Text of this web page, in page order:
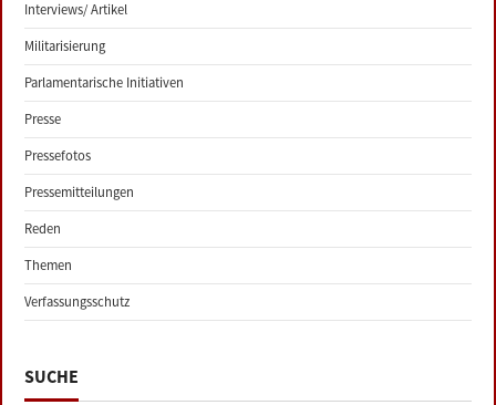
Interviews/ Artikel
Militarisierung
Parlamentarische Initiativen
Presse
Pressefotos
Pressemitteilungen
Reden
Themen
Verfassungsschutz
SUCHE